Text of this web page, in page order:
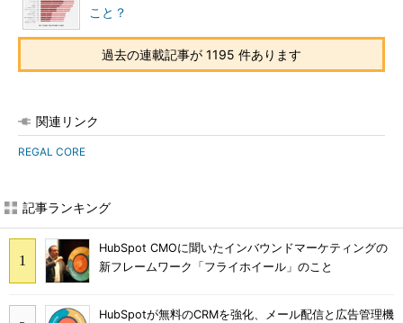
こと？
過去の連載記事が 1195 件あります
関連リンク
REGAL CORE
記事ランキング
HubSpot CMOに聞いたインバウンドマーケティングの
新フレームワーク「フライホイール」のこと
HubSpotが無料のCRMを強化、メール配信と広告管理機